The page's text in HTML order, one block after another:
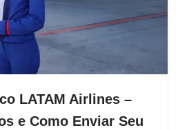
LATAM Airlines –
e Como Enviar Seu